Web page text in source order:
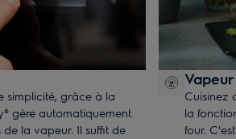
simplicité, grâce à la
gère automatiquement
de la vapeur. Il suffit de
Cuisinez
la
four.